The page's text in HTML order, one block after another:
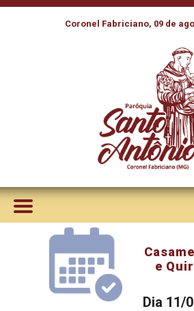
Coronel Fabriciano, 09 de
e
Dia 11/